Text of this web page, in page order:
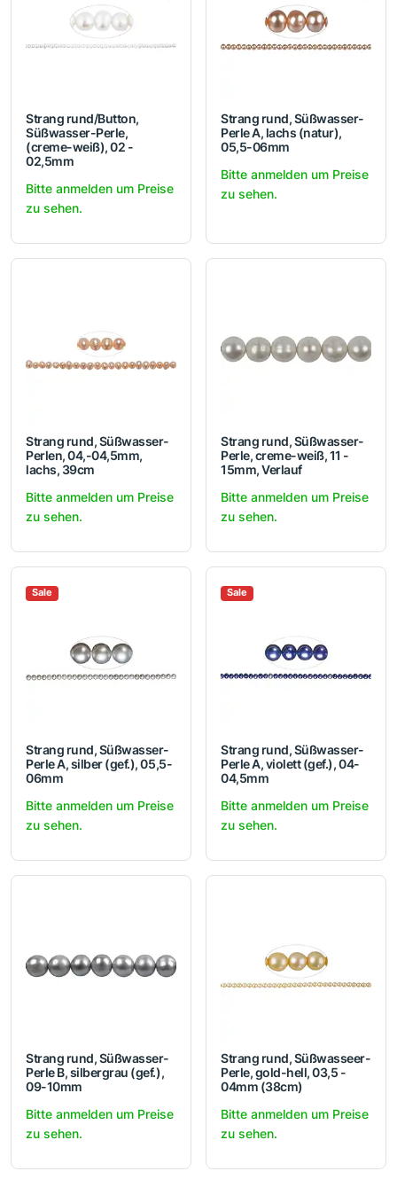
Strang rund/Button,
Süßwasser-Perle,
(creme-weiß), 02 -
02,5mm
Bitte anmelden um Preise
zu sehen.
Strang rund, Süßwasser-
Perle A, lachs (natur),
05,5-06mm
Bitte anmelden um Preise
zu sehen.
Strang rund, Süßwasser-
Perlen, 04,-04,5mm,
lachs, 39cm
Bitte anmelden um Preise
zu sehen.
Strang rund, Süßwasser-
Perle, creme-weiß, 11 -
15mm, Verlauf
Bitte anmelden um Preise
zu sehen.
Sale
Strang rund, Süßwasser-
Perle A, silber (gef.), 05,5-
06mm
Bitte anmelden um Preise
zu sehen.
Sale
Strang rund, Süßwasser-
Perle A, violett (gef.), 04-
04,5mm
Bitte anmelden um Preise
zu sehen.
Strang rund, Süßwasser-
Perle B, silbergrau (gef.),
09-10mm
Bitte anmelden um Preise
zu sehen.
Strang rund, Süßwasseer-
Perle, gold-hell, 03,5 -
04mm (38cm)
Bitte anmelden um Preise
zu sehen.